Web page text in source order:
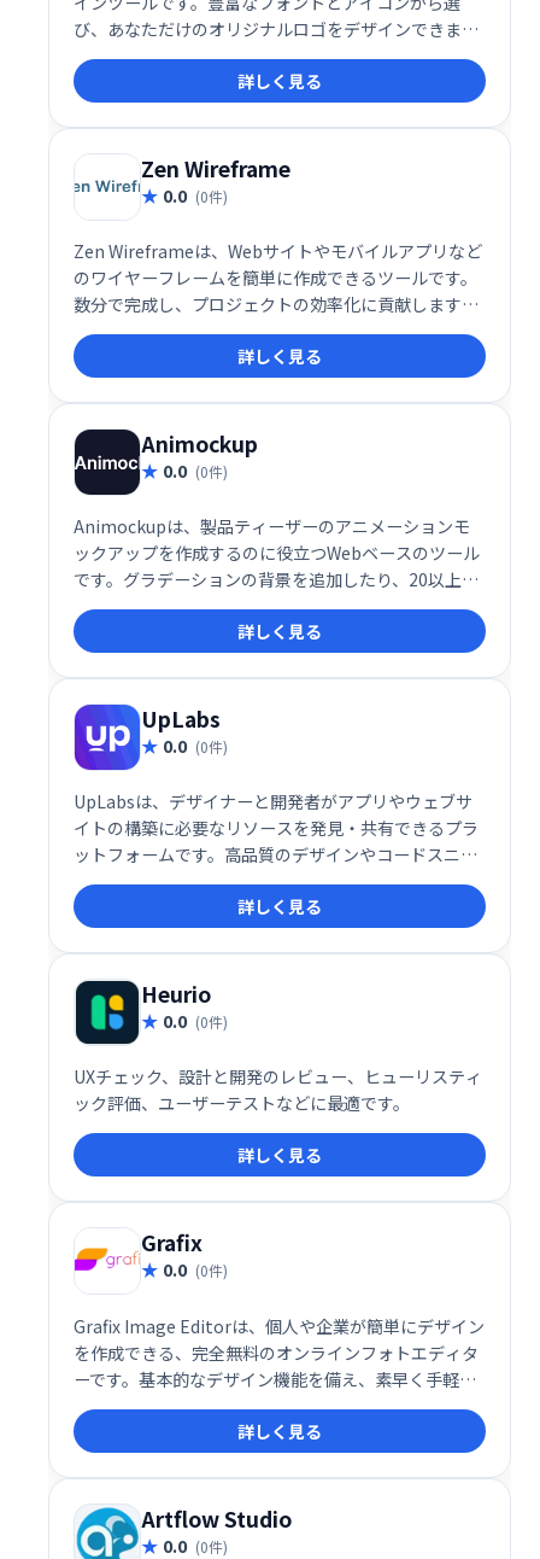
び、あなただけのオリジナルロゴをデザインできま
す。直感的な操作で、初心者でも手軽にプロフェッシ
ョナルなロゴ制作が可能です。今すぐLogoMakrで、
あなたのブランドにぴったりのロゴを作成しましょ
う！
詳しく見る
Zen Wireframe
0.0 (0件)
Zen Wireframeは、Webサイトやモバイルアプリなど
のワイヤーフレームを簡単に作成できるツールです。
数分で完成し、プロジェクトの効率化に貢献します。
直感的な操作で、初心者でもスムーズに利用可能で
す。アイデアを素早く可視化し、開発プロセスを加速
させましょう。
詳しく見る
Animockup
0.0 (0件)
Animockupは、製品ティーザーのアニメーションモ
ックアップを作成するのに役立つWebベースのツール
です。グラデーションの背景を追加したり、20以上の
モックアップを閲覧したり、エクスポート設定をカス
タマイズしたりします。詳しく見る
UpLabs
0.0 (0件)
UpLabsは、デザイナーと開発者がアプリやウェブサ
イトの構築に必要なリソースを発見・共有できるプラ
ットフォームです。高品質のデザインやコードスニペ
ット、チュートリアルなど、開発を加速させるための
様々な素材を提供しています。クリエイター同士の交
流も促進し、最新トレンドの情報収集にも役立ちま
す。
詳しく見る
Heurio
0.0 (0件)
UXチェック、設計と開発のレビュー、ヒューリスティ
ック評価、ユーザーテストなどに最適です。
詳しく見る
Grafix
0.0 (0件)
Grafix Image Editorは、個人や企業が簡単にデザイン
を作成できる、完全無料のオンラインフォトエディタ
ーです。基本的なデザイン機能を備え、素早く手軽に
画像編集が行えます。複雑な操作は不要で、直感的な
インターフェースで誰でも簡単に利用できます。今す
ぐGrafixで、手軽に美しい画像を作成しましょう！
詳しく見る
Artflow Studio
0.0 (0件)